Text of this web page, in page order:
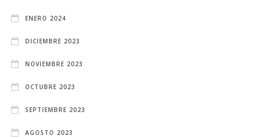
ENERO 2024
DICIEMBRE 2023
NOVIEMBRE 2023
OCTUBRE 2023
SEPTIEMBRE 2023
AGOSTO 2023